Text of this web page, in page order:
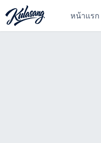
หน้าแรก